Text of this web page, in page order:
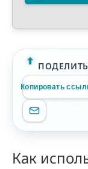
Копировать
Как